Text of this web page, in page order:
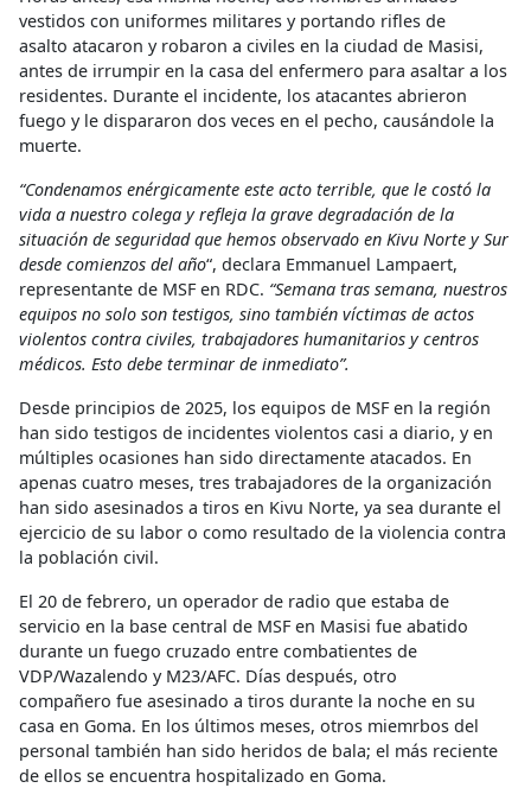
vestidos con uniformes militares y portando rifles de
asalto atacaron y robaron a civiles en la ciudad de Masisi,
antes de irrumpir en la casa del enfermero para asaltar a los
residentes. Durante el incidente, los atacantes abrieron
fuego y le dispararon dos veces en el pecho, causándole la
muerte.
“Condenamos enérgicamente este acto terrible, que le costó la
vida a nuestro colega y refleja la grave degradación de la
situación de seguridad que hemos observado en Kivu Norte y Sur
desde comienzos del año“, declara Emmanuel Lampaert,
representante de MSF en RDC. “Semana tras semana, nuestros
equipos no solo son testigos, sino también víctimas de actos
violentos contra civiles, trabajadores humanitarios y centros
médicos. Esto debe terminar de inmediato”.
Desde principios de 2025, los equipos de MSF en la región
han sido testigos de incidentes violentos casi a diario, y en
múltiples ocasiones han sido directamente atacados. En
apenas cuatro meses, tres trabajadores de la organización
han sido asesinados a tiros en Kivu Norte, ya sea durante el
ejercicio de su labor o como resultado de la violencia contra
la población civil.
El 20 de febrero, un operador de radio que estaba de
servicio en la base central de MSF en Masisi fue abatido
durante un fuego cruzado entre combatientes de
VDP/Wazalendo y M23/AFC. Días después, otro
compañero fue asesinado a tiros durante la noche en su
casa en Goma. En los últimos meses, otros miemrbos del
personal también han sido heridos de bala; el más reciente
de ellos se encuentra hospitalizado en Goma.